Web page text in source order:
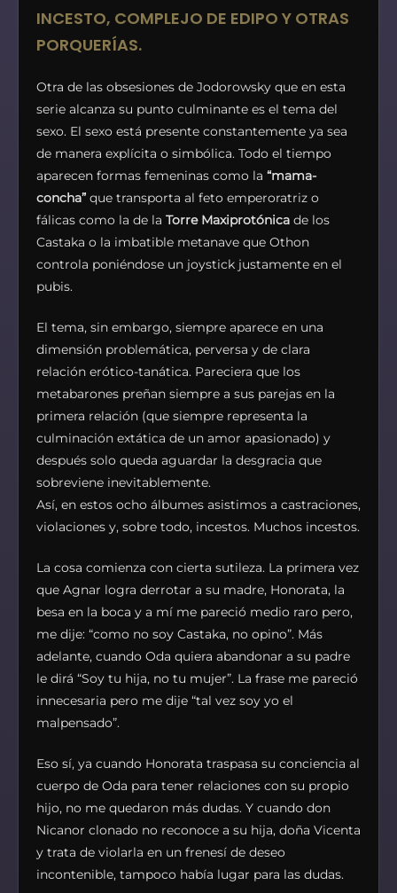
INCESTO, COMPLEJO DE EDIPO Y OTRAS
PORQUERÍAS.
Otra de las obsesiones de Jodorowsky que en esta
serie alcanza su punto culminante es el tema del
sexo. El sexo está presente constantemente ya sea
de manera explícita o simbólica. Todo el tiempo
aparecen formas femeninas como la “mama-
concha” que transporta al feto emperoratriz o
fálicas como la de la Torre Maxiprotónica de los
Castaka o la imbatible metanave que Othon
controla poniéndose un joystick justamente en el
pubis.
El tema, sin embargo, siempre aparece en una
dimensión problemática, perversa y de clara
relación erótico-tanática. Pareciera que los
metabarones preñan siempre a sus parejas en la
primera relación (que siempre representa la
culminación extática de un amor apasionado) y
después solo queda aguardar la desgracia que
sobreviene inevitablemente.
Así, en estos ocho álbumes asistimos a castraciones,
violaciones y, sobre todo, incestos. Muchos incestos.
La cosa comienza con cierta sutileza. La primera vez
que Agnar logra derrotar a su madre, Honorata, la
besa en la boca y a mí me pareció medio raro pero,
me dije: “como no soy Castaka, no opino”. Más
adelante, cuando Oda quiera abandonar a su padre
le dirá “Soy tu hija, no tu mujer”. La frase me pareció
innecesaria pero me dije “tal vez soy yo el
malpensado”.
Eso sí, ya cuando Honorata traspasa su conciencia al
cuerpo de Oda para tener relaciones con su propio
hijo, no me quedaron más dudas. Y cuando don
Nicanor clonado no reconoce a su hija, doña Vicenta
y trata de violarla en un frenesí de deseo
incontenible, tampoco había lugar para las dudas.